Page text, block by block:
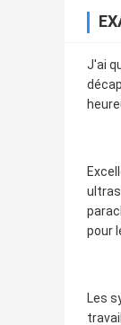
J'ai
pour
Les